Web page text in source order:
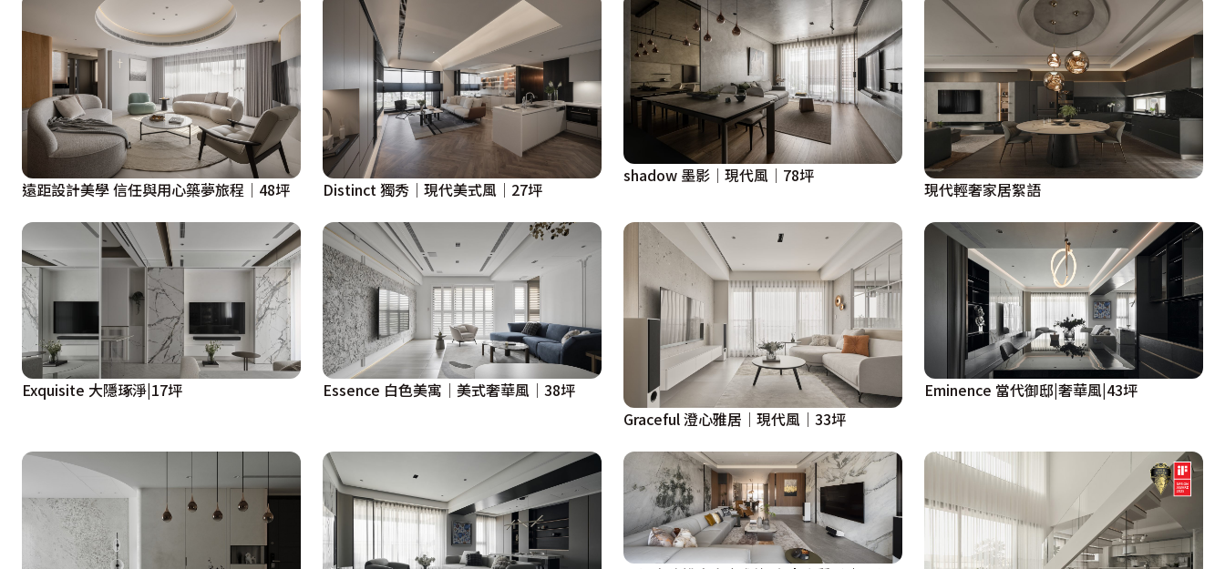
遠距設計美學 信任與用心築夢旅程│48坪 Distinct 獨秀│現代美式風│27坪
shadow 墨影│現代風│78坪
現代輕奢家居絮語
Exquisite 大隱琢淨|17坪
Essence 白色美寓│美式奢華風│38坪
Graceful 澄心雅居│現代風│33坪
Eminence 當代御邸|奢華風|43坪